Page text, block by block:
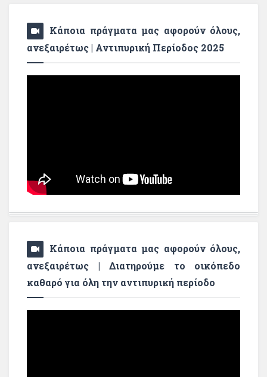
Κάποια πράγματα μας αφορούν όλους,
ανεξαιρέτως | Αντιπυρική Περίοδος 2025
Κάποια πράγματα μας αφορούν όλους,
ανεξαιρέτως | Διατηρούμε το οικόπεδο
καθαρό για όλη την αντιπυρική περίοδο